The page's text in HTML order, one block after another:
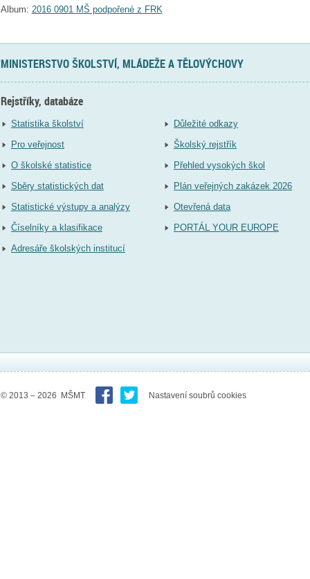
Album: 2016 0901 MŠ podpořené z FRK
MINISTERSTVO ŠKOLSTVÍ, MLÁDEŽE A TĚLOVÝCHOVY
Rejstříky, databáze
Statistika školství
Pro veřejnost
O školské statistice
Sběry statistických dat
Statistické výstupy a analýzy
Číselníky a klasifikace
Adresáře školských institucí
Důležité odkazy
Školský rejstřík
Přehled vysokých škol
Plán veřejných zakázek 2026
Otevřená data
PORTÁL YOUR EUROPE
© 2013 – 2026 MŠMT Nastavení soubrů cookies